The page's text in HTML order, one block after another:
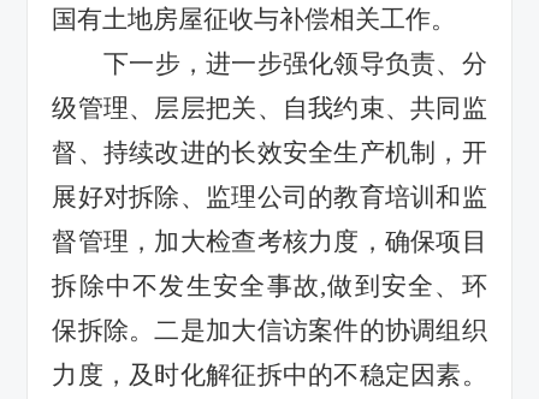
国有土地房屋征收与补偿相关工作。
下一步，进一步强化领导负责、分
级管理、层层把关、自我约束、共同监
督、持续改进的长效安全生产机制，开
展好对拆除、监理公司的教育培训和监
督管理，加大检查考核力度，确保项目
拆除中不发生安全事故,做到安全、环
保拆除。二是加大信访案件的协调组织
力度，及时化解征拆中的不稳定因素。